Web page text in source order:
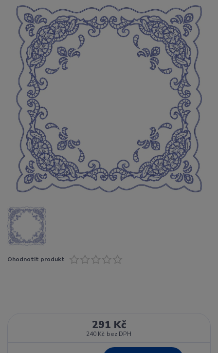
Ohodnotit produkt
291 Kč
240 Kč bez DPH